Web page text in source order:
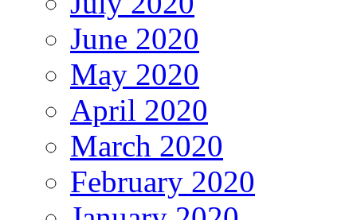
June 2020
May 2020
April 2020
March 2020
February 2020